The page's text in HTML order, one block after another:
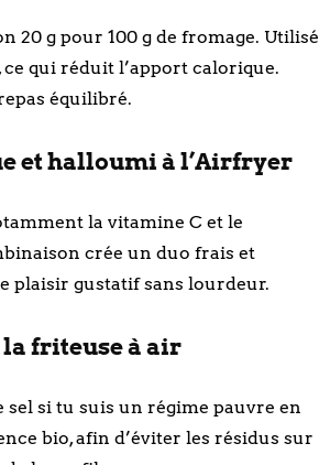
20 g pour 100 g de fromage. Utilisé
qui réduit l’apport calorique.
équilibré.
et halloumi à l’Airfryer
la vitamine C et le
crée un duo frais et
plaisir gustatif sans lourdeur.
friteuse à air
si tu suis un régime pauvre en
bio, afin d’éviter les résidus sur